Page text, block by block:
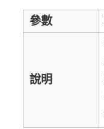
參數
說明